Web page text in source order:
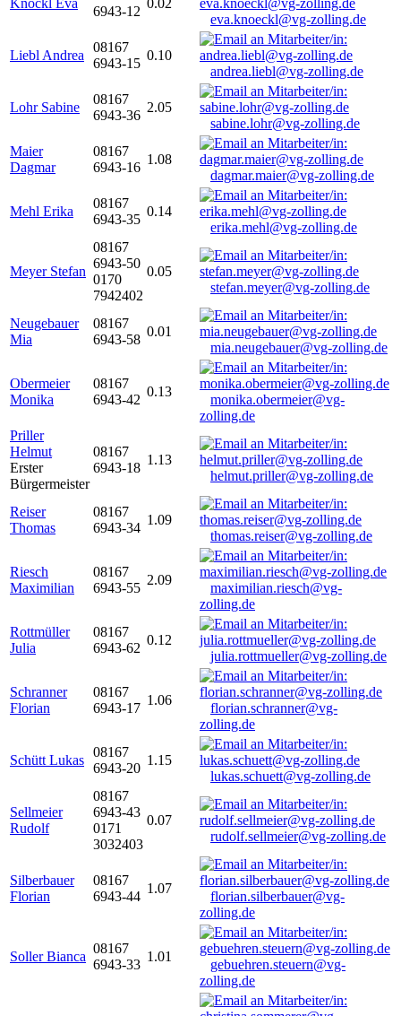
Knöckl Eva
6943-12
0.02
eva.knoeckl@vg-zolling.de
Liebl Andrea
08167
6943-15
0.10
andrea.liebl@vg-zolling.de
Lohr Sabine
08167
6943-36
2.05
sabine.lohr@vg-zolling.de
Maier
Dagmar
08167
6943-16
1.08
dagmar.maier@vg-zolling.de
Mehl Erika
08167
6943-35
0.14
erika.mehl@vg-zolling.de
Meyer Stefan
08167
6943-50
0170
7942402
0.05
stefan.meyer@vg-zolling.de
Neugebauer
Mia
08167
6943-58
0.01
mia.neugebauer@vg-zolling.de
Obermeier
Monika
08167
6943-42
0.13
monika.obermeier@vg-
zolling.de
Priller
Helmut
Erster
Bürgermeister
08167
6943-18
1.13
helmut.priller@vg-zolling.de
Reiser
Thomas
08167
6943-34
1.09
thomas.reiser@vg-zolling.de
Riesch
Maximilian
08167
6943-55
2.09
maximilian.riesch@vg-
zolling.de
Rottmüller
Julia
08167
6943-62
0.12
julia.rottmueller@vg-zolling.de
Schranner
Florian
08167
6943-17
1.06
florian.schranner@vg-
zolling.de
Schütt Lukas
08167
6943-20
1.15
lukas.schuett@vg-zolling.de
Sellmeier
Rudolf
08167
6943-43
0171
3032403
0.07
rudolf.sellmeier@vg-zolling.de
Silberbauer
Florian
08167
6943-44
1.07
florian.silberbauer@vg-
zolling.de
Soller Bianca
08167
6943-33
1.01
gebuehren.steuern@vg-
zolling.de